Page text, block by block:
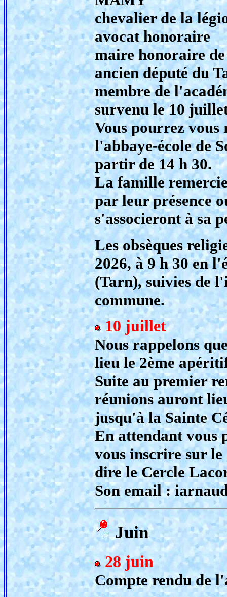
chevalier de la
avocat honoraire
maire honoraire de
ancien député du
membre de
survenu le 10
Vous pourrez
l'abbaye-école de
partir de 14 h 30.
La famille
par leur présence
s'associeront à sa
Les obsèques
2026, à 9 h 30 en
(Tarn), suivies de
commune.
10 juillet
Nous rappelons
lieu le 2ème
Suite au premier
réunions auront
jusqu'à la Sainte
En attendant vous
vous inscrire sur le
dire le Cercle
Son email :
Juin
28 juin
Compte rendu de